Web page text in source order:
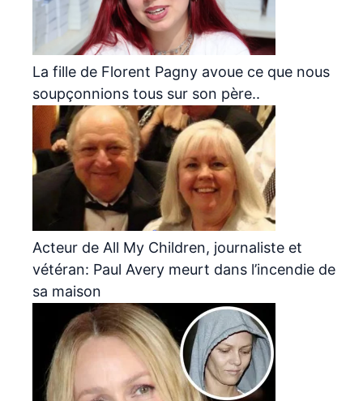
La fille de Florent Pagny avoue ce que nous
soupçonnions tous sur son père..
Acteur de All My Children, journaliste et
vétéran: Paul Avery meurt dans l’incendie de
sa maison